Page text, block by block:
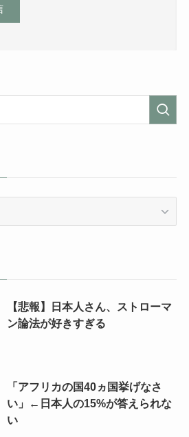
【悲報】日本人さん、ストローマ
ン論法が好きすぎる
「アフリカの国40ヵ国挙げなさ
い」←日本人の15%が答えられな
い